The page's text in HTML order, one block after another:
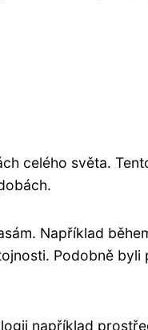
celého světa.
Například
Podobně byli
například